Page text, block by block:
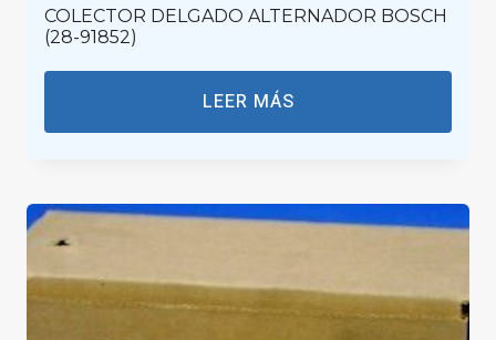
COLECTOR DELGADO ALTERNADOR BOSCH
(28-91852)
LEER MÁS